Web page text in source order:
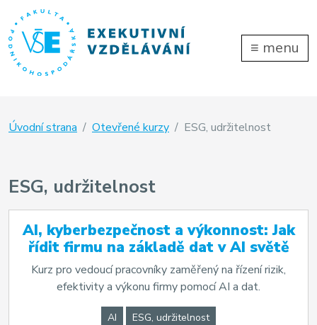
≡ menu
Úvodní strana Otevřené kurzy ESG, udržitelnost
ESG, udržitelnost
AI, kyberbezpečnost a výkonnost: Jak
řídit firmu na základě dat v AI světě
Kurz pro vedoucí pracovníky zaměřený na řízení rizik,
efektivity a výkonu firmy pomocí AI a dat.
AI ESG, udržitelnost